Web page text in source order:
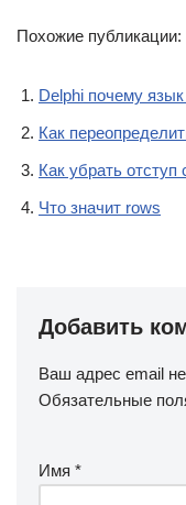
Похожие публикации:
Delphi почему
Как
Как убрать отступ
Что значит rows
Добавить
Ваш адрес email
Обязательные
Имя *